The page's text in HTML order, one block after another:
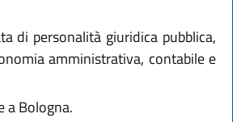
di personalità giuridica pubblica,
amministrativa, contabile e
a Bologna.